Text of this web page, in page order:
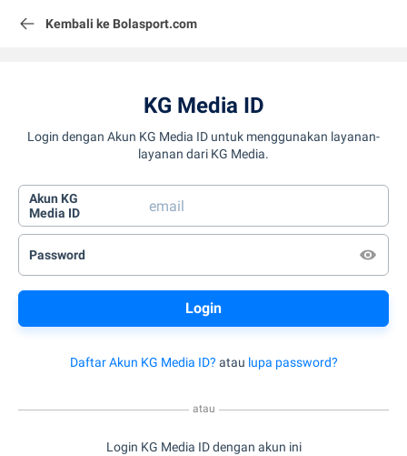
Kembali ke Bolasport.com
KG Media ID
Login dengan Akun KG Media ID untuk menggunakan layanan-
layanan dari KG Media.
Akun KG
Media ID
Password
Daftar Akun KG Media ID? atau lupa password?
atau
Login KG Media ID dengan akun ini